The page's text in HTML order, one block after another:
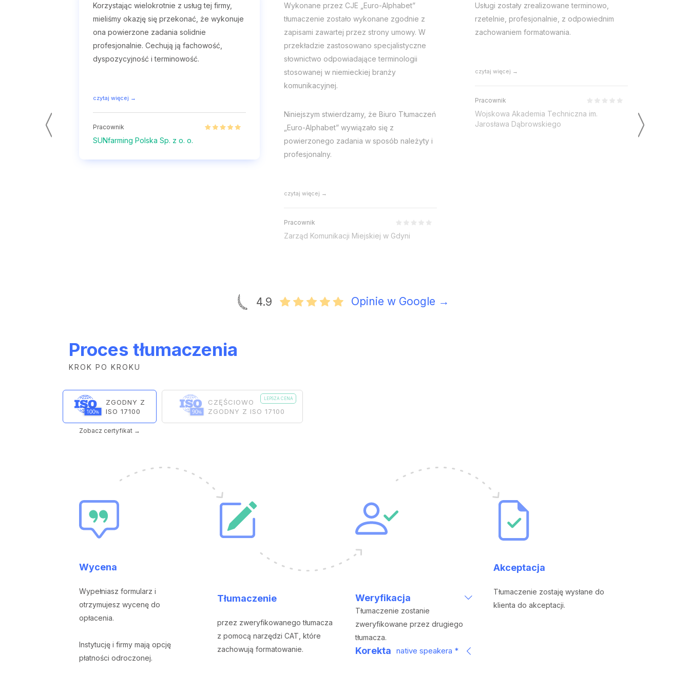
Korzystając wielokrotnie z usług tej firmy,
mieliśmy okazję się przekonać, że wykonuje
ona powierzone zadania solidnie
profesjonalnie. Cechują ją fachowość,
dyspozycyjność i terminowość.
czytaj więcej →
Pracownik
SUNfarming Polska Sp. z o. o.
Wykonane przez CJE „Euro-Alphabet”
tłumaczenie zostało wykonane zgodnie z
zapisami zawartej przez strony umowy. W
przekładzie zastosowano specjalistyczne
słownictwo odpowiadające terminologii
stosowanej w niemieckiej branży
komunikacyjnej.
Niniejszym stwierdzamy, że Biuro Tłumaczeń
„Euro-Alphabet” wywiązało się z
powierzonego zadania w sposób należyty i
profesjonalny.
czytaj więcej →
Pracownik
Zarząd Komunikacji Miejskiej w Gdyni
Usługi zostały zrealizowane terminowo,
rzetelnie, profesjonalnie, z odpowiednim
zachowaniem formatowania.
czytaj więcej →
Pracownik
Wojskowa Akademia Techniczna im.
Jarosława Dąbrowskiego
4.9 Opinie w Google →
Proces tłumaczenia
KROK PO KROKU
ZGODNY Z
ISO 17100
CZĘŚCIOWO
ZGODNY Z ISO 17100
Zobacz certyfikat →
Wycena
Wypełniasz formularz i
otrzymujesz wycenę do
opłacenia.
Instytucję i firmy mają opcję
płatności odroczonej.
Tłumaczenie
przez zweryfikowanego tłumacza
z pomocą narzędzi CAT, które
zachowują formatowanie.
Weryfikacja
Tłumaczenie zostanie
zweryfikowane przez drugiego
tłumacza.
Korekta native speakera *
Akceptacja
Tłumaczenie zostaję wysłane do
klienta do akceptacji.